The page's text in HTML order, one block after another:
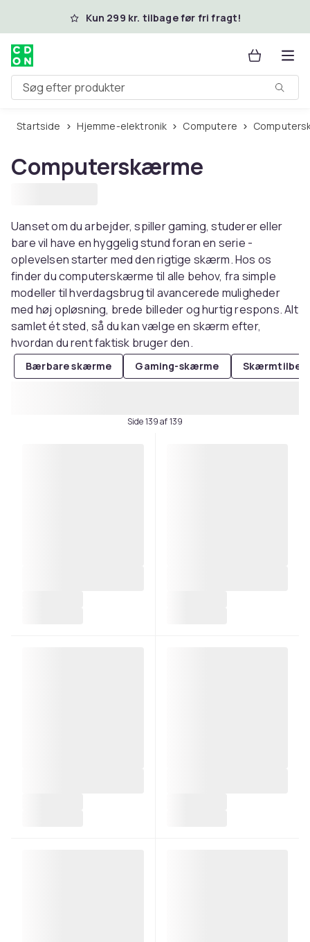
Spring til hovedindhold
Kun 299 kr. tilbage før fri fragt!
Søg efter produkter
Startside Hjemme-elektronik Computere
Computerskærme
Uanset om du arbejder, spiller gaming, studerer eller
bare vil have en hyggelig stund foran en serie -
oplevelsen starter med den rigtige skærm. Hos os
finder du computerskærme til alle behov, fra simple
modeller til hverdagsbrug til avancerede muligheder
med høj opløsning, brede billeder og hurtig respons. Alt
samlet ét sted, så du kan vælge en skærm efter,
hvordan du rent faktisk bruger den.
Bærbare skærme Gaming-skærme
Side 139 af 139